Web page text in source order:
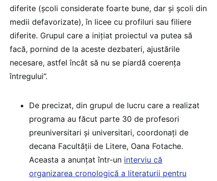
diferite (școli considerate foarte bune, dar și școli din
medii defavorizate), în licee cu profiluri sau filiere
diferite. Grupul care a inițiat proiectul va putea să
facă, pornind de la aceste dezbateri, ajustările
necesare, astfel încât să nu se piardă coerența
întregului”.
De precizat, din grupul de lucru care a realizat
programa au făcut parte 30 de profesori
preuniversitari și universitari, coordonați de
decana Facultății de Litere, Oana Fotache.
Aceasta a anunțat într-un interviu că
organizarea cronologică a literaturii pentru